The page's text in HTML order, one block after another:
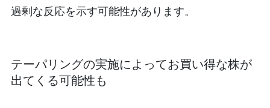
過剰な反応を示す可能性があります。
テーパリングの実施によってお買い得な株が
出てくる可能性も